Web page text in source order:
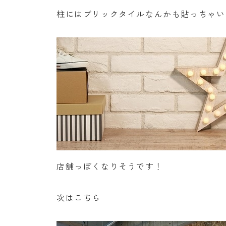
柱にはブリックタイルなんかも貼っちゃ
店舗っぽくなりそうです！
次はこちら